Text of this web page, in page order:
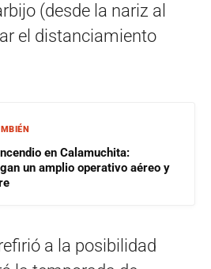
(desde la nariz al
el distanciamiento
en Calamuchita:
un amplio operativo aéreo y
a la posibilidad